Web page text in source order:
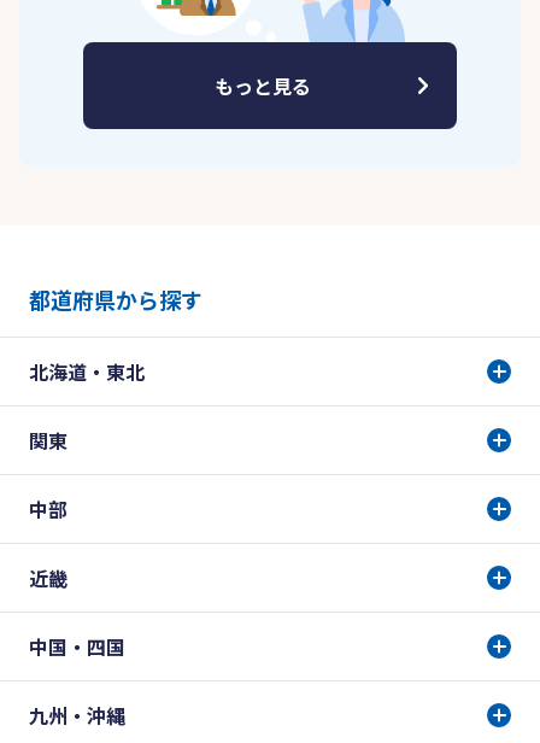
もっと見る
都道府県から探す
北海道・東北
関東
中部
近畿
中国・四国
九州・沖縄